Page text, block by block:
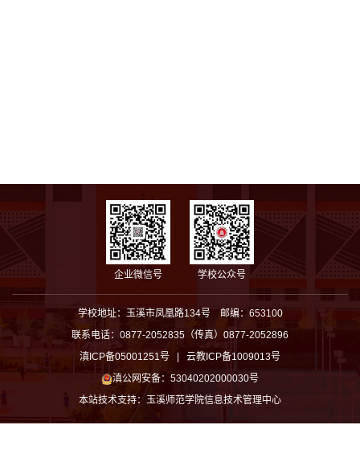
企业微信号 学校公众号
学校地址：玉溪市凤凰路134号 邮编：653100
联系电话：0877-2052835（传真）0877-2052896
滇ICP备05001251号 | 云教ICP备1009013号
滇公网安备：53040202000030号
本站技术支持： 玉溪师范学院信息技术管理中心